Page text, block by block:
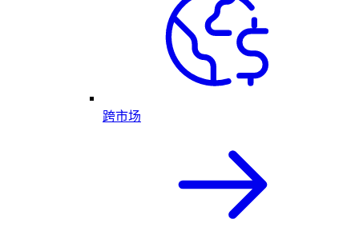
跨市场